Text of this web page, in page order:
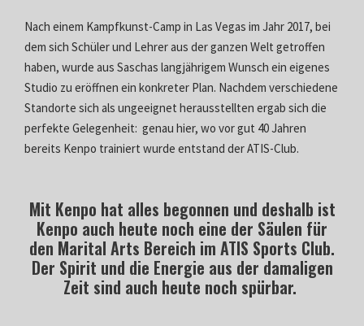
Nach einem Kampfkunst-Camp in Las Vegas im Jahr 2017, bei
dem sich Schüler und Lehrer aus der ganzen Welt getroffen
haben, wurde aus Saschas langjährigem Wunsch ein eigenes
Studio zu eröffnen ein konkreter Plan. Nachdem verschiedene
Standorte sich als ungeeignet herausstellten ergab sich die
perfekte Gelegenheit: genau hier, wo vor gut 40 Jahren
bereits Kenpo trainiert wurde entstand der ATIS-Club.
Mit Kenpo hat alles begonnen und deshalb ist
Kenpo auch heute noch eine der Säulen für
den Marital Arts Bereich im ATIS Sports Club.
Der Spirit und die Energie aus der damaligen
Zeit sind auch heute noch spürbar.